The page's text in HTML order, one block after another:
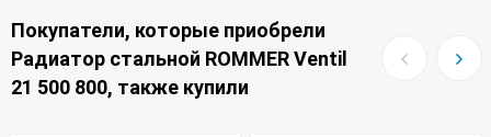
Покупатели, которые приобрели
Радиатор стальной ROMMER Ventil
21 500 800, также купили